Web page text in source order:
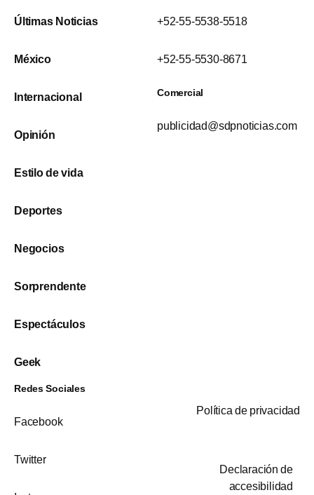
Últimas Noticias
México
Internacional
Opinión
Estilo de vida
Deportes
Negocios
Sorprendente
Espectáculos
Geek
+52-55-5538-5518
+52-55-5530-8671
Comercial
publicidad@sdpnoticias.com
Redes Sociales
Facebook
Twitter
Política de privacidad
Declaración de
accesibilidad